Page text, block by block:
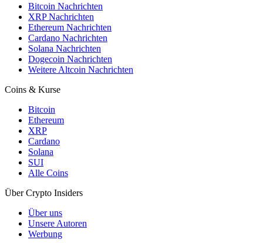
Bitcoin Nachrichten
XRP Nachrichten
Ethereum Nachrichten
Cardano Nachrichten
Solana Nachrichten
Dogecoin Nachrichten
Weitere Altcoin Nachrichten
Coins & Kurse
Bitcoin
Ethereum
XRP
Cardano
Solana
SUI
Alle Coins
Über Crypto Insiders
Über uns
Unsere Autoren
Werbung